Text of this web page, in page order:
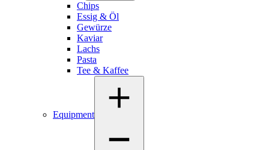
Chips
Essig & Öl
Gewürze
Kaviar
Lachs
Pasta
Tee & Kaffee
Equipment